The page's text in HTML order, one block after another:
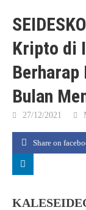
Kripto di
Berharap
Bulan
27/12/2021
Share on